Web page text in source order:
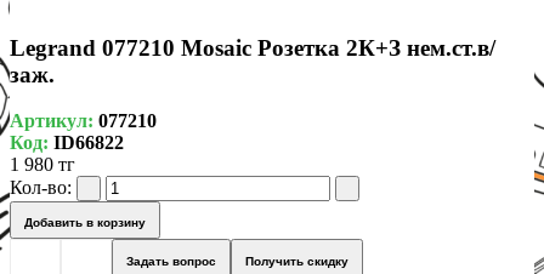
Legrand 077210 Mosaic Розетка 2К+З нем.ст.в/
заж.
Артикул: 077210
Код: ID66822
1 980 тг
Кол-во:
Добавить в корзину
Задать вопрос Получить скидку